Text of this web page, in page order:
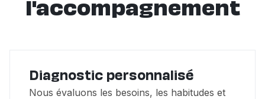
l'accompagnement
Diagnostic personnalisé
Nous évaluons les besoins, les habitudes et